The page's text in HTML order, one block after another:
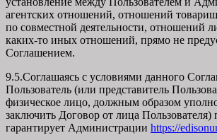
агентских отношений, отношений
по совместной деятельности, отношений
каких-то иных отношений, прямо не
Соглашением.
9.5.Соглашаясь с условиями данного
Пользователь (или представитель
физическое лицо, должным образом
заключить Договор от лица Пользователя)
гарантирует Администрации https://